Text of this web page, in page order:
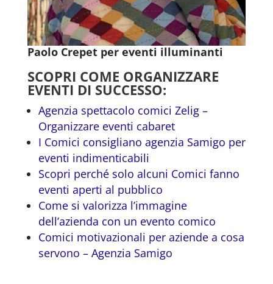
Paolo Crepet per eventi illuminanti
SCOPRI COME ORGANIZZARE
EVENTI DI SUCCESSO:
Agenzia spettacolo comici Zelig –
Organizzare eventi cabaret
I Comici consigliano agenzia Samigo per
eventi indimenticabili
Scopri perché solo alcuni Comici fanno
eventi aperti al pubblico
Come si valorizza l’immagine
dell’azienda con un evento comico
Comici motivazionali per aziende a cosa
servono – Agenzia Samigo